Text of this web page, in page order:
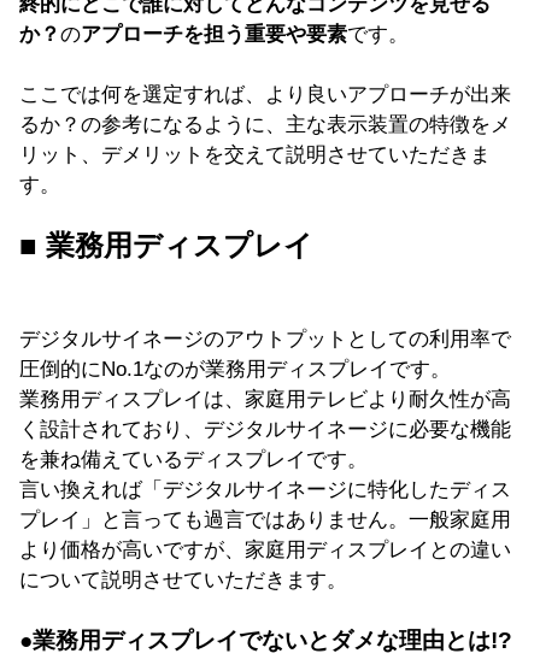
か？のアプローチを担う重要や要素です。
ここでは何を選定すれば、より良いアプローチが出来
るか？の参考になるように、主な表示装置の特徴をメ
リット、デメリットを交えて説明させていただきま
す。
■ 業務用ディスプレイ
デジタルサイネージのアウトプットとしての利用率で
圧倒的にNo.1なのが業務用ディスプレイです。
業務用ディスプレイは、家庭用テレビより耐久性が高
く設計されており、デジタルサイネージに必要な機能
を兼ね備えているディスプレイです。
言い換えれば「デジタルサイネージに特化したディス
プレイ」と言っても過言ではありません。一般家庭用
より価格が高いですが、家庭用ディスプレイとの違い
について説明させていただきます。
●業務用ディスプレイでないとダメな理由とは!?